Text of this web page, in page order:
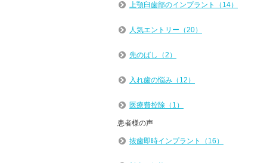
上顎臼歯部のインプラント（14）
人気エントリー（20）
先のばし（2）
入れ歯の悩み（12）
医療費控除（1）
患者様の声
抜歯即時インプラント（16）